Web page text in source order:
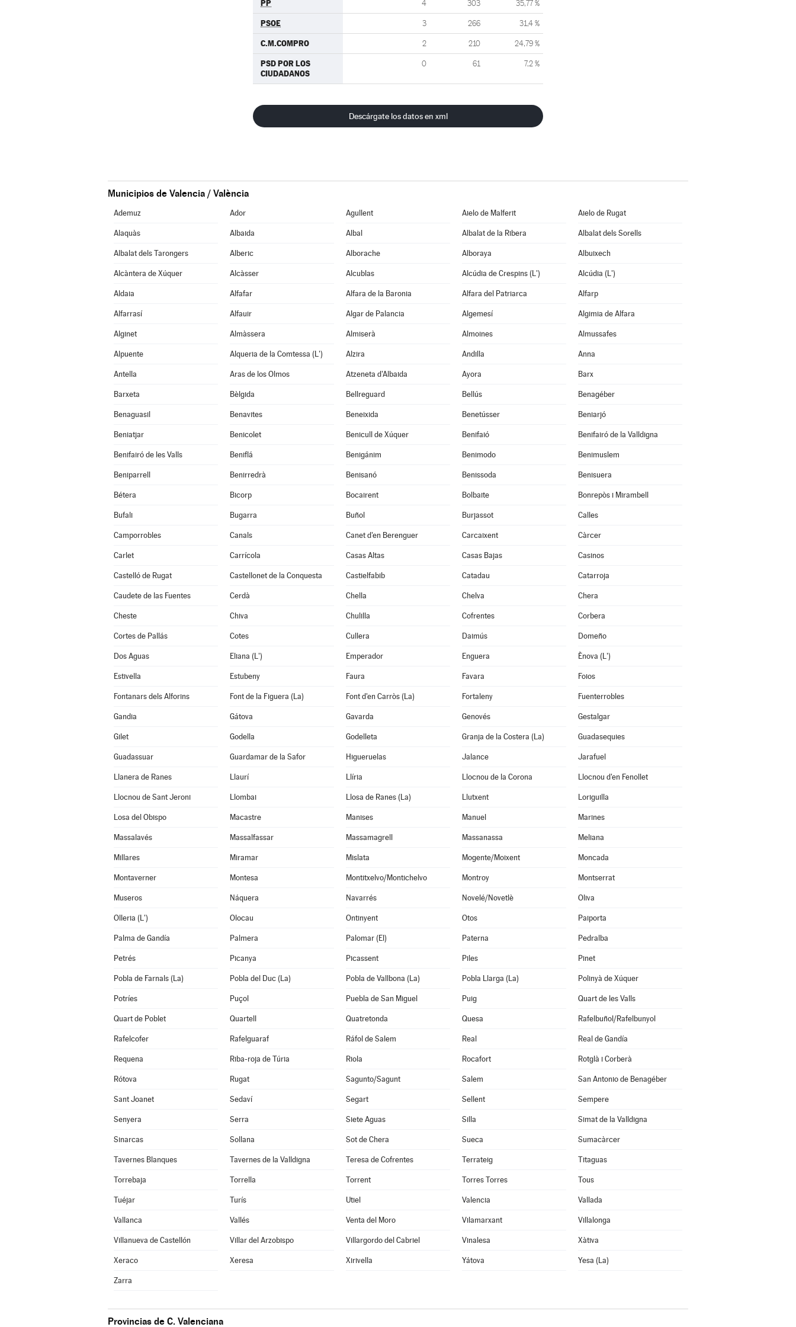
PP 4 303 35,77 %
PSOE 3 266 31,4 %
C.M.COMPRO 2 210 24,79 %
PSD POR LOS
CIUDADANOS
0 61 7,2 %
Descárgate los datos en xml
Municipios de Valencia / València
Ademuz Ador Agullent Aielo de Malferit Aielo de Rugat
Alaquàs Albaida Albal Albalat de la Ribera Albalat dels Sorells
Albalat dels Tarongers Alberic Alborache Alboraya Albuixech
Alcàntera de Xúquer Alcàsser Alcublas Alcúdia de Crespins (L') Alcúdia (L')
Aldaia Alfafar Alfara de la Baronia Alfara del Patriarca Alfarp
Alfarrasí Alfauir Algar de Palancia Algemesí Algimia de Alfara
Alginet Almàssera Almiserà Almoines Almussafes
Alpuente Alqueria de la Comtessa (L') Alzira Andilla Anna
Antella Aras de los Olmos Atzeneta d'Albaida Ayora Barx
Barxeta Bèlgida Bellreguard Bellús Benagéber
Benaguasil Benavites Beneixida Benetússer Beniarjó
Beniatjar Benicolet Benicull de Xúquer Benifaió Benifairó de la Valldigna
Benifairó de les Valls Beniflá Benigánim Benimodo Benimuslem
Beniparrell Benirredrà Benisanó Benissoda Benisuera
Bétera Bicorp Bocairent Bolbaite Bonrepòs i Mirambell
Bufali Bugarra Buñol Burjassot Calles
Camporrobles Canals Canet d'en Berenguer Carcaixent Càrcer
Carlet Carrícola Casas Altas Casas Bajas Casinos
Castelló de Rugat Castellonet de la Conquesta Castielfabib Catadau Catarroja
Caudete de las Fuentes Cerdà Chella Chelva Chera
Cheste Chiva Chulilla Cofrentes Corbera
Cortes de Pallás Cotes Cullera Daimús Domeño
Dos Aguas Eliana (L') Emperador Enguera Ènova (L')
Estivella Estubeny Faura Favara Foios
Fontanars dels Alforins Font de la Figuera (La) Font d'en Carròs (La) Fortaleny Fuenterrobles
Gandia Gátova Gavarda Genovés Gestalgar
Gilet Godella Godelleta Granja de la Costera (La) Guadasequies
Guadassuar Guardamar de la Safor Higueruelas Jalance Jarafuel
Llanera de Ranes Llaurí Llíria Llocnou de la Corona Llocnou d'en Fenollet
Llocnou de Sant Jeroni Llombai Llosa de Ranes (La) Llutxent Loriguilla
Losa del Obispo Macastre Manises Manuel Marines
Massalavés Massalfassar Massamagrell Massanassa Meliana
Millares Miramar Mislata Mogente/Moixent Moncada
Montaverner Montesa Montitxelvo/Montichelvo Montroy Montserrat
Museros Náquera Navarrés Novelé/Novetlè Oliva
Olleria (L') Olocau Ontinyent Otos Paiporta
Palma de Gandía Palmera Palomar (El) Paterna Pedralba
Petrés Picanya Picassent Piles Pinet
Pobla de Farnals (La) Pobla del Duc (La) Pobla de Vallbona (La) Pobla Llarga (La) Polinyà de Xúquer
Potríes Puçol Puebla de San Miguel Puig Quart de les Valls
Quart de Poblet Quartell Quatretonda Quesa Rafelbuñol/Rafelbunyol
Rafelcofer Rafelguaraf Ráfol de Salem Real Real de Gandía
Requena Riba-roja de Túria Riola Rocafort Rotglà i Corberà
Rótova Rugat Sagunto/Sagunt Salem San Antonio de Benagéber
Sant Joanet Sedaví Segart Sellent Sempere
Senyera Serra Siete Aguas Silla Simat de la Valldigna
Sinarcas Sollana Sot de Chera Sueca Sumacàrcer
Tavernes Blanques Tavernes de la Valldigna Teresa de Cofrentes Terrateig Titaguas
Torrebaja Torrella Torrent Torres Torres Tous
Tuéjar Turís Utiel Valencia Vallada
Vallanca Vallés Venta del Moro Vilamarxant Villalonga
Villanueva de Castellón Villar del Arzobispo Villargordo del Cabriel Vinalesa Xàtiva
Xeraco Xeresa Xirivella Yátova Yesa (La)
Zarra
Provincias de C. Valenciana